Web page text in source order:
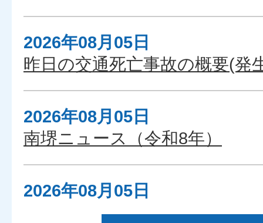
2026年08月05日
昨日の交通死亡事故の概要(発
2026年08月05日
南堺ニュース（令和8年）
2026年08月05日
交番だより